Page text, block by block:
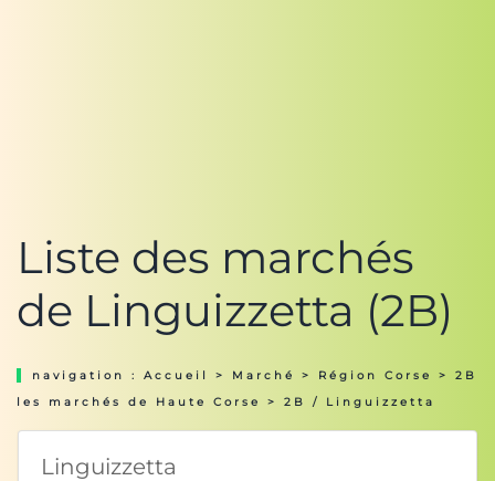
Liste des marchés
de Linguizzetta (2B)
navigation : Accueil > Marché > Région Corse > 2B
les marchés de Haute Corse
> 2B / Linguizzetta
Linguizzetta